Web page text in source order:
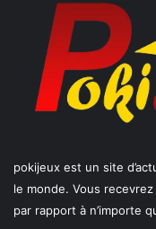
pokijeux est un site
le monde. Vous
par rapport à n’importe